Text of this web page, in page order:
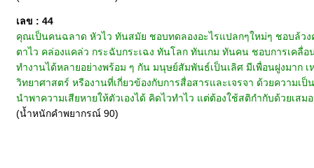
เลข : 44
คุณเป็นคนฉลาด หัวไว ทันสมัย ชอบทดลองอะไรแปลกๆใหม่ๆ ชอบล้ว
ตาไว คล่องแคล่ว กระฉับกระเฉง ทันโลก ทันเกม ทันคน ชอบการเค
ทำงานได้หลายอย่างพร้อม ๆ กัน มนุษย์สัมพันธ์เป็นเลิศ มีเพื่อนฝูงมา
วิทยาศาสตร์ หรืองานที่เกี่ยวข้องกับการสื่อสารและเจรจา ด้วยความ
นำพาความเสียหายให้ตัวเองได้ คิดไวทำไว แต่ต้องใช้สติกำกับด้วยเสมอ
(น้ำหนักคำพยากรณ์ 90)